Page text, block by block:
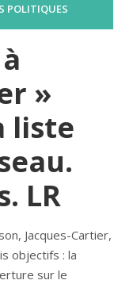
POLITIQUES
»
liste
LR
Jacques-Cartier,
objectifs : la
sur le